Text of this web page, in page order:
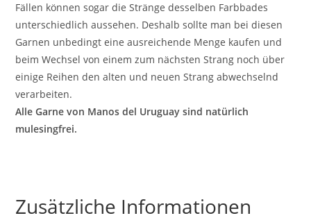
Fällen können sogar die Stränge desselben Farbbades
unterschiedlich aussehen. Deshalb sollte man bei diesen
Garnen unbedingt eine ausreichende Menge kaufen und
beim Wechsel von einem zum nächsten Strang noch über
einige Reihen den alten und neuen Strang abwechselnd
verarbeiten.
Alle Garne von Manos del Uruguay sind natürlich
mulesingfrei.
Zusätzliche Informationen